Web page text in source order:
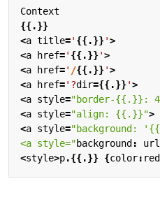
Context
{{.}}
<a title=' {{.}}'>
<a href=' {{.}}'>
<a href=' /{{.}}'>
<a href='?dir={{.}}'>
<a style="border-{{.}}:
<a style="align: {{.}}">
<a style=
<a style="background : url
<style>p.{{.}} {color: red